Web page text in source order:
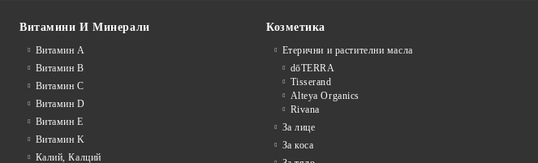
Витамини И Минерали
Витамин А
Витамин B
Витамин C
Витамин D
Витамин E
Витамин K
Калий, Калций
Козметика
Етерични и растителни масла
dōTERRA
Tisserand
Alteya Organics
Rivana
За лице
За коса